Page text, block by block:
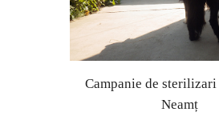
Campanie de
Neamț